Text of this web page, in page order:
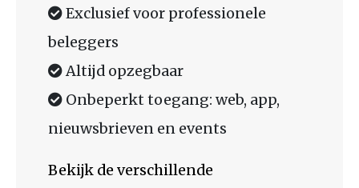
Exclusief voor professionele
beleggers
Altijd opzegbaar
Onbeperkt toegang: web, app,
nieuwsbrieven en events
Bekijk de verschillende